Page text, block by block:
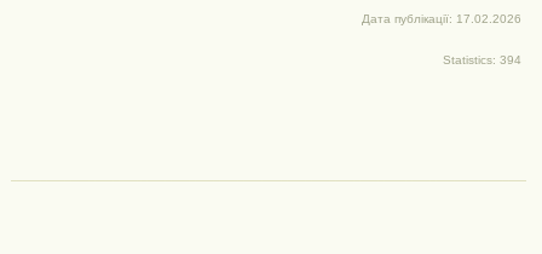
Дата публікації: 17.02.2026
Statistics: 394